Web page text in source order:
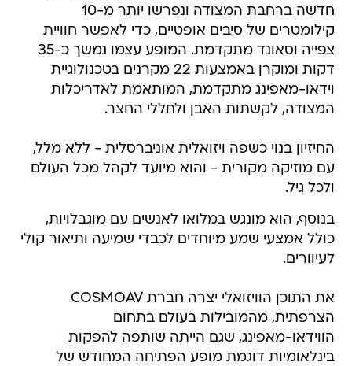
חדשה ברחבת המצודה ונפרשו יותר מ-10
קילומטרים של סיבים אופטיים, כדי לאפשר חוויית
צפייה וסאונד מתקדמת. המופע עצמו נמשך כ-35
דקות ומוקרן באמצעות 22 מקרנים בטכנולוגיית
וידאו-מאפינג מתקדמת, המותאמת לאדריכלות
המצודה, לקשתות האבן ולחללי החצר.
החיזיון בנוי כשפה ויזואלית אוניברסלית - ללא מלל,
עם מוזיקה מקורית - והוא מיועד לקהל מכל העולם
ולכל גיל.
בנוסף, הוא מונגש במלואו לאנשים עם מוגבלויות,
כולל אמצעי שמע מיוחדים לכבדי שמיעה ותיאור קולי
לעיוורים.
את התוכן הוויזואלי יצרה חברת COSMOAV
הצרפתית, מהמובילות בעולם בתחום
הווידאו-מאפינג, שגם הייתה שותפה להפקות
בינלאומיות דוגמת מופע הפתיחה המחודש של